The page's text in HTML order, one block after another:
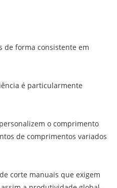
de forma consistente em
é particularmente
o comprimento
de comprimentos variados
corte manuais que exigem